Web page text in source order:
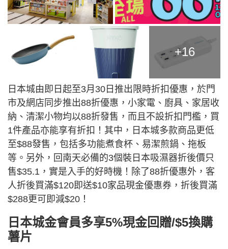
+16
日本城由即日起至3月30日推出限時折扣優惠，於門
市及網店同步推出88折優惠，小家電、廚具、家居收
納、清潔小物均以88折發售，而且不設折扣門檻，買
1件產品亦能享有折扣！其中，日本城多款商品更低
至$88發售，包括多功能煮食杯、易潔煎鍋、拖板
等。另外，回南天必備的3個裝日本吸濕器折後價只
售$35.1，實是入手的好時機！除了88折優惠外，客
人折後買滿$120即送$10家品現金優惠券，折後買滿
$288更可即減$20！
日本城金會員多享5%現金回贈/$5換購
薯片